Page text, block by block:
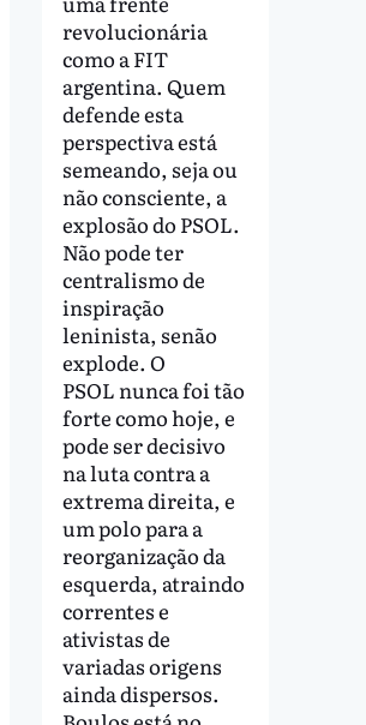
revolucionária
como a FIT
argentina. Quem
defende esta
perspectiva está
semeando, seja ou
não consciente, a
explosão do PSOL.
Não pode ter
centralismo de
inspiração
leninista, senão
explode. O
PSOL nunca foi tão
forte como hoje, e
pode ser decisivo
na luta contra a
extrema direita, e
um polo para a
reorganização da
esquerda, atraindo
correntes e
ativistas de
variadas origens
ainda dispersos.